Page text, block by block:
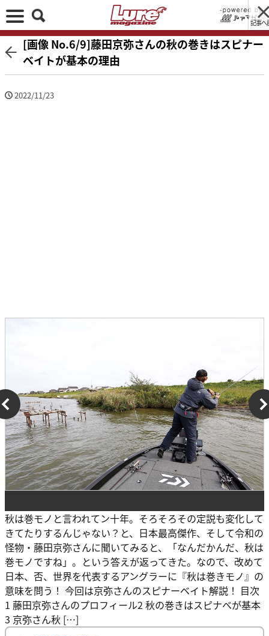
記事へ
[画像 No.6/9]藤田京弥さんの秋の巻きはスピナー
ベイトが基本の理由
2022/11/23
秋は巻モノと言われてン十年。そろそろその定説も変化して
きてたりするんじゃない？と、日本最高傑作、そして令和の
怪物・藤田京弥さんに聞いてみると、「なんだかんだ、秋は
巻モノですね」。という答えが返ってきた。なので、改めて
日本、否、世界を代表するアングラーに『秋は巻きモノ』の
意味を問う！ 今回は京弥さんのスピナーベイト解説！ 目次
1 藤田京弥さんのプロフィール2 秋の巻きはスピナベが基本
3 京弥さん秋 […]